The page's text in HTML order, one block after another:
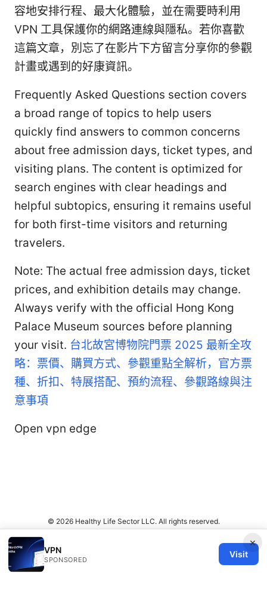
容地安排行程、最大化體驗，並在需要時利用
VPN 工具保護你的網路連線與隱私。若你喜歡
這篇文章，別忘了在影片下方留言分享你的參觀
計畫或遇到的好康資訊。
Frequently Asked Questions section covers
a broad range of topics to help users
quickly find answers to common concerns
about free admission days, ticket types, and
visiting plans. The content is optimized for
search engines with clear headings and
helpful subtopics, ensuring it remains useful
for both first-time visitors and returning
travelers.
Note: The actual free admission days, ticket
prices, and exhibition details may change.
Always verify with the official Hong Kong
Palace Museum sources before planning
your visit. 台北故宮博物院門票 2025 最新全攻
略：票價、購買方式、參觀重點全解析，官方票
種、折扣、特展搭配、預約流程、參觀路線與注
意事項
Open vpn edge
×
VPN
SPONSORED
Visit
© 2026 Healthy Life Sector LLC. All rights reserved.